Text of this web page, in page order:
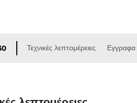
Τεχνικές λεπτομέρειες Εγγραφα